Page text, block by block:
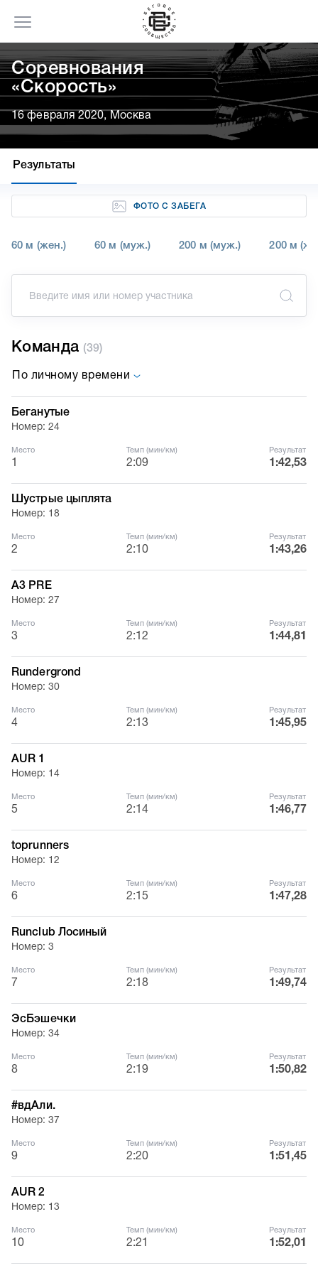
Соревнования
«Скорость»
16 февраля 2020, Москва
Результаты
ФОТО С ЗАБЕГА
60 м (жен.) 60 м (муж.) 200 м (муж.) 200 м
Команда (39)
По личному времени
Беганутые
Номер: 24
Место Темп (мин/км)
2:09
Результат
1:42,53
Шустрые цыплята
Номер: 18
Место
2
Темп (мин/км)
2:10
Результат
1:43,26
A3 PRE
Номер: 27
Место
3
Темп (мин/км)
2:12
Результат
1:44,81
Rundergrond
Номер: 30
Место
4
Темп (мин/км)
2:13
Результат
1:45,95
AUR 1
Номер: 14
Место
5
Темп (мин/км)
2:14
Результат
1:46,77
toprunners
Номер: 12
Место
6
Темп (мин/км)
2:15
Результат
1:47,28
Runclub Лосиный
Номер: 3
Место
7
Темп (мин/км)
2:18
Результат
1:49,74
ЭсБэшечки
Номер: 34
Место
8
Темп (мин/км)
2:19
Результат
1:50,82
#вдАли.
Номер: 37
Место
9
Темп (мин/км)
2:20
Результат
1:51,45
AUR 2
Номер: 13
Место
10
Темп (мин/км)
2:21
Результат
1:52,01